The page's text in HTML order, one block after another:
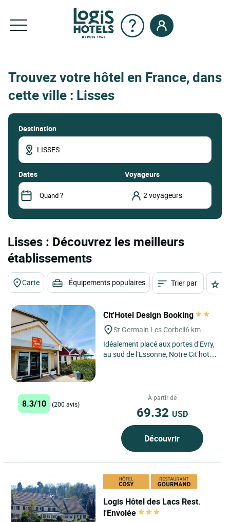
Trouvez votre hôtel en France, dans
cette ville : Lisses
Destination
dates Voyageurs
Lisses : Découvrez les meilleurs
établissements
Carte Équipements populaires Trier par
Cit'Hotel Design Booking
St Germain Les Corbeil6 km
Idéalement placé aux portes d’Evry,
au sud de l’Essonne, Notre Cit’hotel
8.3/10 (200 avis)
À partir de
69.32 USD
Découvrir
Logis Hôtel des Lacs Rest.
l'Envolée